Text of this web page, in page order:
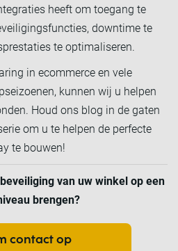
heeft om toegang te
downtime te
te optimaliseren.
in ecommerce en vele
kunnen wij u helpen
Houd ons blog in de gaten
om u te helpen de perfecte
te bouwen!
van uw winkel op een
brengen?
contact op